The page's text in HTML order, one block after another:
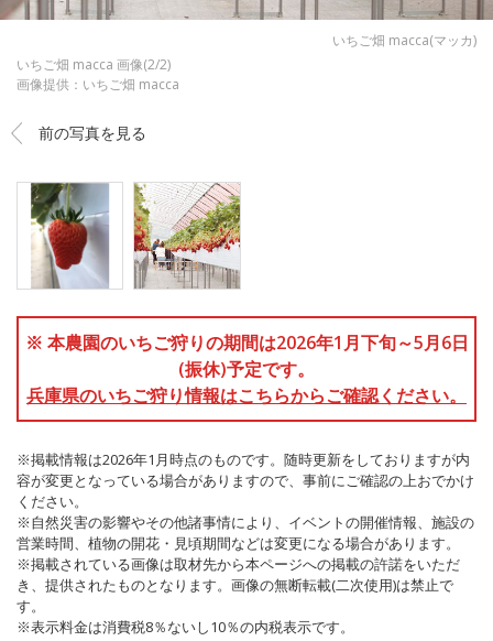
いちご畑 macca(マッカ)
いちご畑 macca 画像(2/2)
画像提供：いちご畑 macca
前の写真を見る
※ 本農園のいちご狩りの期間は2026年1月下旬～5月6日
(振休)予定です。
兵庫県のいちご狩り情報はこちらからご確認ください。
※掲載情報は2026年1月時点のものです。随時更新をしておりますが内
容が変更となっている場合がありますので、事前にご確認の上おでかけ
ください。
※自然災害の影響やその他諸事情により、イベントの開催情報、施設の
営業時間、植物の開花・見頃期間などは変更になる場合があります。
※掲載されている画像は取材先から本ページへの掲載の許諾をいただ
き、提供されたものとなります。画像の無断転載(二次使用)は禁止で
す。
※表示料金は消費税8％ないし10％の内税表示です。